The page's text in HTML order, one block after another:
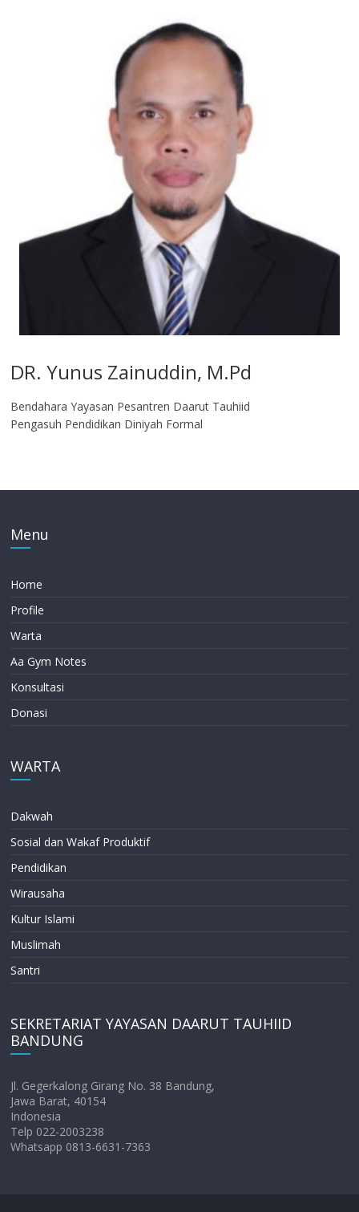
DR. Yunus Zainuddin, M.Pd
Bendahara Yayasan Pesantren Daarut Tauhiid
Pengasuh Pendidikan Diniyah Formal
Menu
Home
Profile
Warta
Aa Gym Notes
Konsultasi
Donasi
WARTA
Dakwah
Sosial dan Wakaf Produktif
Pendidikan
Wirausaha
Kultur Islami
Muslimah
Santri
SEKRETARIAT YAYASAN DAARUT TAUHIID
BANDUNG
Jl. Gegerkalong Girang No. 38 Bandung,
Jawa Barat, 40154
Indonesia
Telp 022-2003238
Whatsapp 0813-6631-7363